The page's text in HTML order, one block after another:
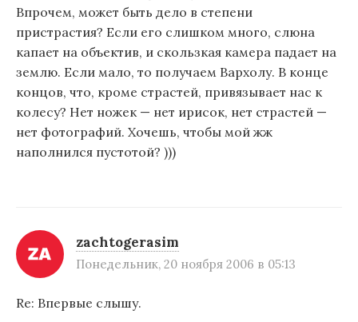
Впрочем, может быть дело в степени
пристрастия? Если его слишком много, слюна
капает на объектив, и скользкая камера падает на
землю. Если мало, то получаем Вархолу. В конце
концов, что, кроме страстей, привязывает нас к
колесу? Нет ножек — нет ирисок, нет страстей —
нет фотографий. Хочешь, чтобы мой жж
наполнился пустотой? )))
zachtogerasim
Понедельник, 20 ноября 2006 в 05:13
Re: Впервые слышу.